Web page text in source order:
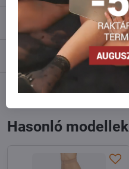
Vélemények
Fórum
Hasonló modellek